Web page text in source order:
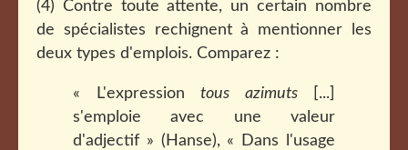
(4) Contre toute attente, un certain nombre
de spécialistes rechignent à mentionner les
deux types d'emplois. Comparez :
« L'expression tous azimuts[...]
s'emploie avec une valeur
d'adjectif » (Hanse), « Dans l'usage